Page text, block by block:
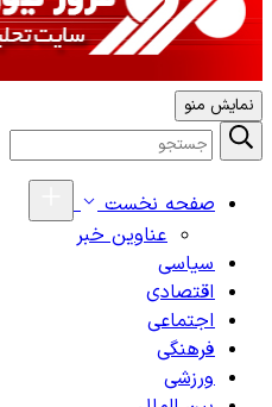
نمایش منو
صفحه نخست
عناوین خبر
سیاسی
اقتصادی
اجتماعی
فرهنگی
ورزشی